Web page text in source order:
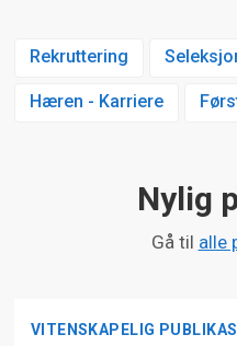
Rekruttering
Hæren - Karriere
Nylig
Gå til alle
VITENSKAPELIG